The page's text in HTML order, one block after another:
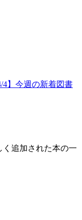
4】今週の新着図書
追加された本の一